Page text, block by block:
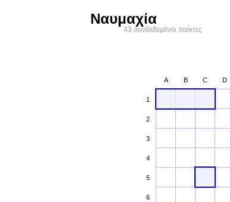
Ναυμαχία
43 συνδεδεμένοι παίκτες
1
A B C D
2
3
4
5
6